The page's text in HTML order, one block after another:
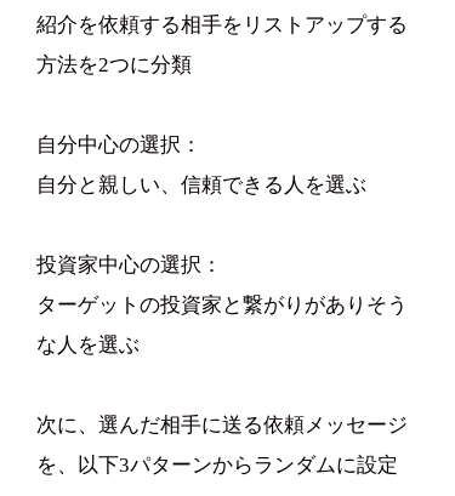
紹介を依頼する相手をリストアップする
方法を2つに分類
自分中心の選択：
自分と親しい、信頼できる人を選ぶ
投資家中心の選択：
ターゲットの投資家と繋がりがありそう
な人を選ぶ
次に、選んだ相手に送る依頼メッセージ
を、以下3パターンからランダムに設定